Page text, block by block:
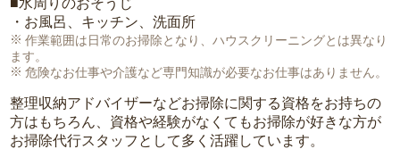
■水周りのおそうじ
・お風呂、キッチン、洗面所
作業範囲は日常のお掃除となり、ハウスクリーニングとは異なり
ます。
危険なお仕事や介護など専門知識が必要なお仕事はありません。
整理収納アドバイザーなどお掃除に関する資格をお持ちの
方はもちろん、資格や経験がなくてもお掃除が好きな方が
お掃除代行スタッフとして多く活躍しています。